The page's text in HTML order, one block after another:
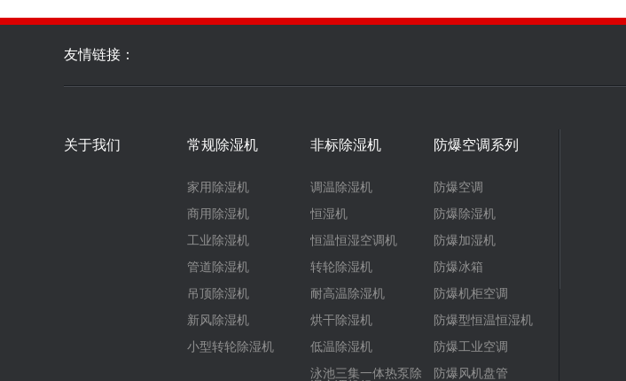
友情链接：
关于我们 常规除湿机
家用除湿机
商用除湿机
工业除湿机
管道除湿机
吊顶除湿机
新风除湿机
小型转轮除湿机
非标除湿机
调温除湿机
恒湿机
恒温恒湿空调机
转轮除湿机
耐高温除湿机
烘干除湿机
低温除湿机
泳池三集一体热泵除
防爆空调系列
防爆空调
防爆除湿机
防爆加湿机
防爆冰箱
防爆机柜空调
防爆型恒温恒湿机
防爆工业空调
防爆风机盘管